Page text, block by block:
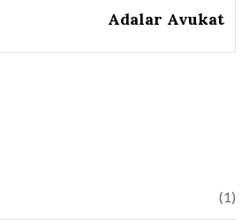
Adalar Avukat
(1)